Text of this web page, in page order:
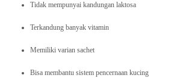
Tidak mempunyai kandungan laktosa
Terkandung banyak vitamin
Memiliki varian sachet
Bisa membantu sistem pencernaan kucing